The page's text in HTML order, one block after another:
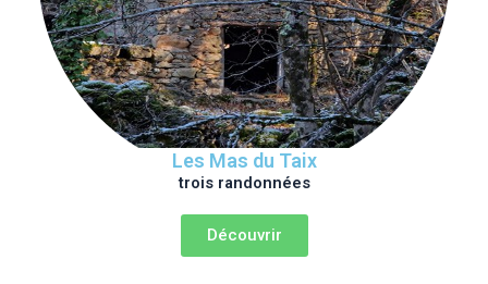
Les Mas du Taix
trois randonnées
Découvrir